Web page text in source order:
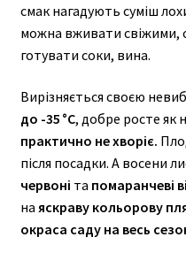
Ірга
Лимонник
Хурма
Ягідні кущі
Аґрус
смак нагадують суміш
можна вживати свіжими,
готувати соки, вина.
Вирізняється своєю
до -35 °C, добре росте як
практично не хворіє.
після посадки. А восени
червоні та помаранчеві
на яскраву кольорову
окраса саду на весь